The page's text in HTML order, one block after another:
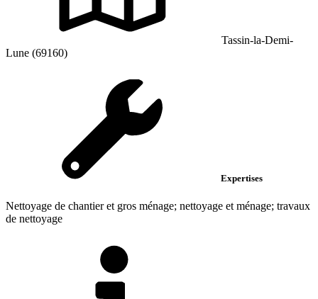
Tassin-la-Demi-
Lune (69160)
Expertises
Nettoyage de chantier et gros ménage; nettoyage et ménage; travaux
de nettoyage